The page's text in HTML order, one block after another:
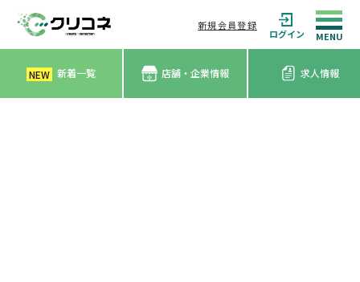
新規会員登録
ログイン
NEW 新着一覧 店舗・企業情報 求人情報